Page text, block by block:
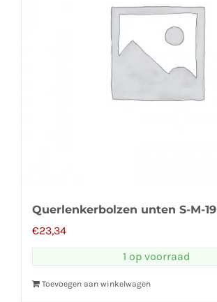
Querlenkerbolzen unten S-M-19
€23,34
1 op voorraad
Toevoegen aan winkelwagen